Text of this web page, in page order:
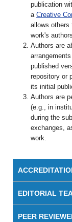
publication
a Creative
allows others
work's
Authors are
published
repository or
its initial
Authors are
(e.g., in
during the
exchanges,
work.
EDITORIAL
PEER